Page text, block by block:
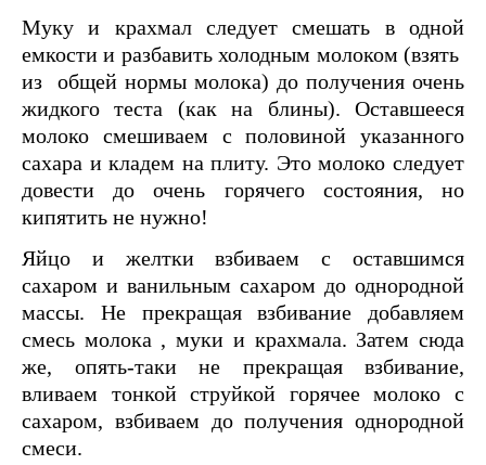
Муку и крахмал следует смешать в одной
емкости и разбавить холодным молоком (взять
из общей нормы молока) до получения очень
жидкого теста (как на блины). Оставшееся
молоко смешиваем с половиной указанного
сахара и кладем на плиту. Это молоко следует
довести до очень горячего состояния, но
кипятить не нужно!
Яйцо и желтки взбиваем с оставшимся
сахаром и ванильным сахаром до однородной
массы. Не прекращая взбивание добавляем
смесь молока , муки и крахмала. Затем сюда
же, опять-таки не прекращая взбивание,
вливаем тонкой струйкой горячее молоко с
сахаром, взбиваем до получения однородной
смеси.